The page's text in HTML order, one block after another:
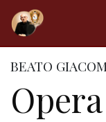
BEATO